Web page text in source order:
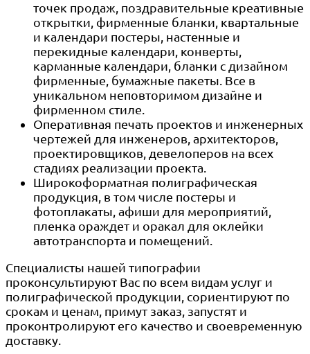
точек продаж, поздравительные креативные
открытки, фирменные бланки, квартальные
и календари постеры, настенные и
перекидные календари, конверты,
карманные календари, бланки с дизайном
фирменные, бумажные пакеты. Все в
уникальном неповторимом дизайне и
фирменном стиле.
Оперативная печать проектов и инженерных
чертежей для инженеров, архитекторов,
проектировщиков, девелоперов на всех
стадиях реализации проекта.
Широкоформатная полиграфическая
продукция, в том числе постеры и
фотоплакаты, афиши для мероприятий,
пленка ораждет и оракал для оклейки
автотранспорта и помещений.
Специалисты нашей типографии
проконсультируют Вас по всем видам услуг и
полиграфической продукции, сориентируют по
срокам и ценам, примут заказ, запустят и
проконтролируют его качество и своевременную
доставку.